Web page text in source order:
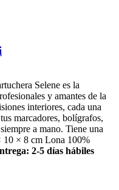
Selene es la
y amantes de la
interiores, cada una
marcadores, bolígrafos,
a mano. Tiene una
10 × 8 cm Lona 100%
2-5 días hábiles